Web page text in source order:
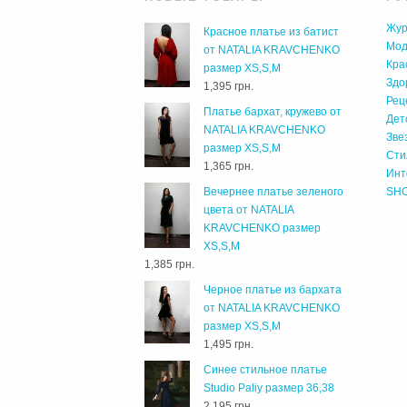
Красное платье из батист
от NATALIA KRAVCHENKO
размер XS,S,M
1,395 грн.
Платье бархат, кружево от
NATALIA KRAVCHENKO
размер XS,S,M
1,365 грн.
Вечернее платье зеленого
цвета от NATALIA
KRAVCHENKO размер
XS,S,M
1,385 грн.
Черное платье из бархата
от NATALIA KRAVCHENKO
размер XS,S,M
1,495 грн.
Cинее стильное платье
Studio Paliy размер 36,38